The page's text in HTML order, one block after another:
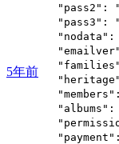
"pass2": "
"pass3": "
"nodata":
"families":
"heritage":
"members":
"albums": "
"payment":
5年前